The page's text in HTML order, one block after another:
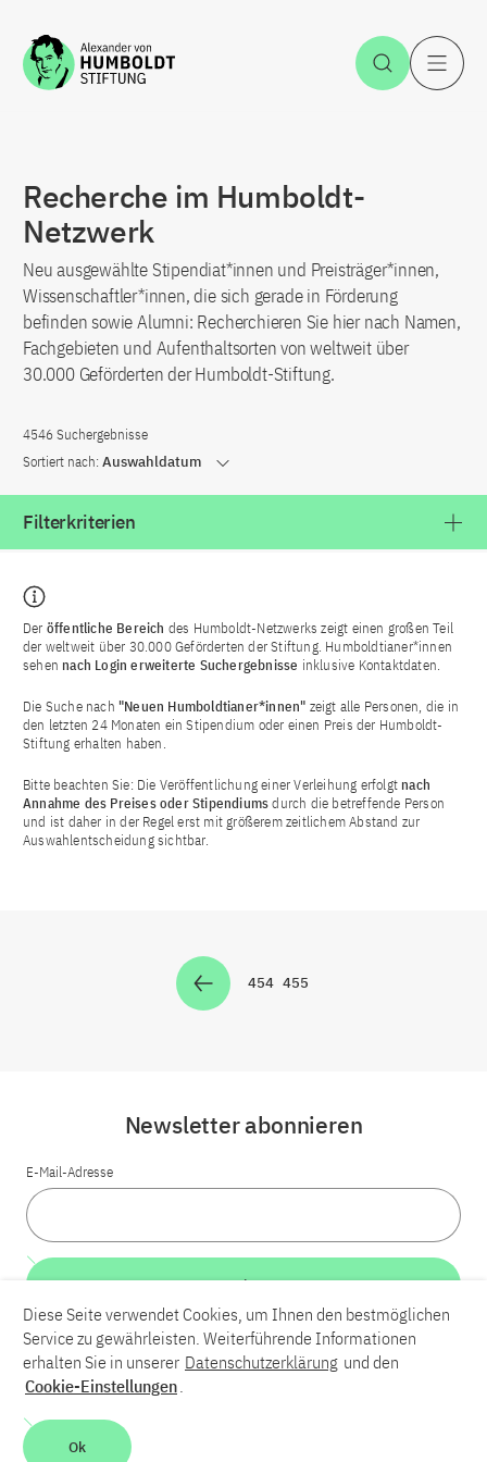
Zum Inhalt springen Suche
Recherche im Humboldt-
Netzwerk
Neu ausgewählte Stipendiat*innen und Preisträger*innen,
Wissenschaftler*innen, die sich gerade in Förderung
befinden sowie Alumni: Recherchieren Sie hier nach Namen,
Fachgebieten und Aufenthaltsorten von weltweit über
30.000 Geförderten der Humboldt-Stiftung.
4546 Suchergebnisse
Sortiert nach: Auswahldatum
Filterkriterien
Der öffentliche Bereich des Humboldt-Netzwerks zeigt einen großen Teil
der weltweit über 30.000 Geförderten der Stiftung. Humboldtianer*innen
sehen nach Login erweiterte Suchergebnisse inklusive Kontaktdaten.
Die Suche nach "Neuen Humboldtianer*innen" zeigt alle Personen, die in
den letzten 24 Monaten ein Stipendium oder einen Preis der Humboldt-
Stiftung erhalten haben.
Bitte beachten Sie: Die Veröffentlichung einer Verleihung erfolgt nach
Annahme des Preises oder Stipendiumsdurch die betreffende Person
und ist daher in der Regel erst mit größerem zeitlichem Abstand zur
Auswahlentscheidung sichtbar.
Zur Seite
454 Zur Seite
455
LinkedInBlueskyYouTube
Kontakt
Barrierefreiheit
Newsletter abonnieren
E-Mail-Adresse
Weiter
Diese Seite verwendet Cookies, um Ihnen den bestmöglichen
Service zu gewährleisten. Weiterführende Informationen
erhalten Sie in unserer Datenschutzerklärung und den
Cookie-Einstellungen.
Ok